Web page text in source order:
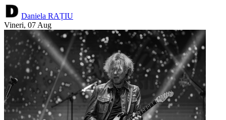
Daniela RAȚIU
Vineri, 07 Aug